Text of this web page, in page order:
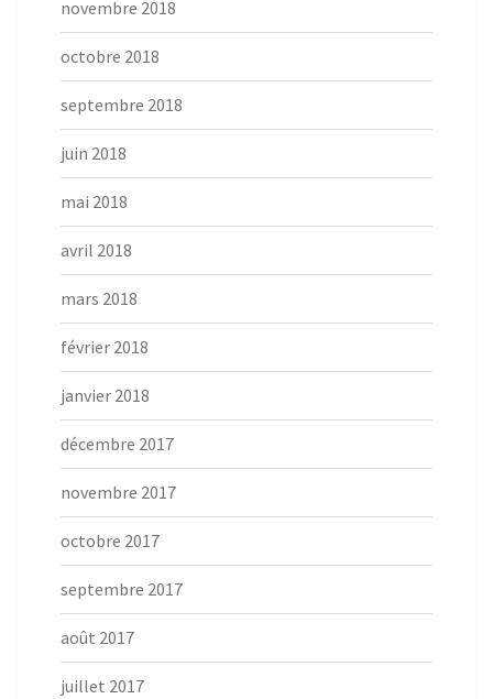
novembre 2018
octobre 2018
septembre 2018
juin 2018
mai 2018
avril 2018
mars 2018
février 2018
janvier 2018
décembre 2017
novembre 2017
octobre 2017
septembre 2017
août 2017
juillet 2017